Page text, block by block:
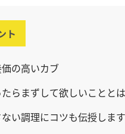
ト
の高いカブ
らまずして欲しいことと
い調理にコツも伝授します